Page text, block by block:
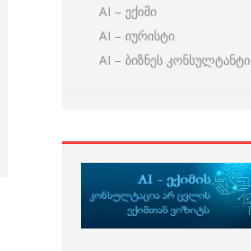
AI – ექიმი
AI – იურისტი
AI – ბიზნეს კონსულტანტი